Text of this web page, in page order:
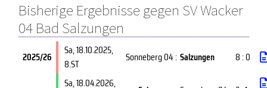
Bisherige Ergebnisse gegen SV Wacker
04 Bad Salzungen
2025/26 Sa, 18.10.2025,
8.ST
Sonneberg 04: Salzungen
8 : 0
Sa, 18.04.2026,